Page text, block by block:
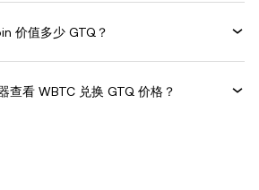
价值多少 GTQ？
查看 WBTC 兑换 GTQ 价格？